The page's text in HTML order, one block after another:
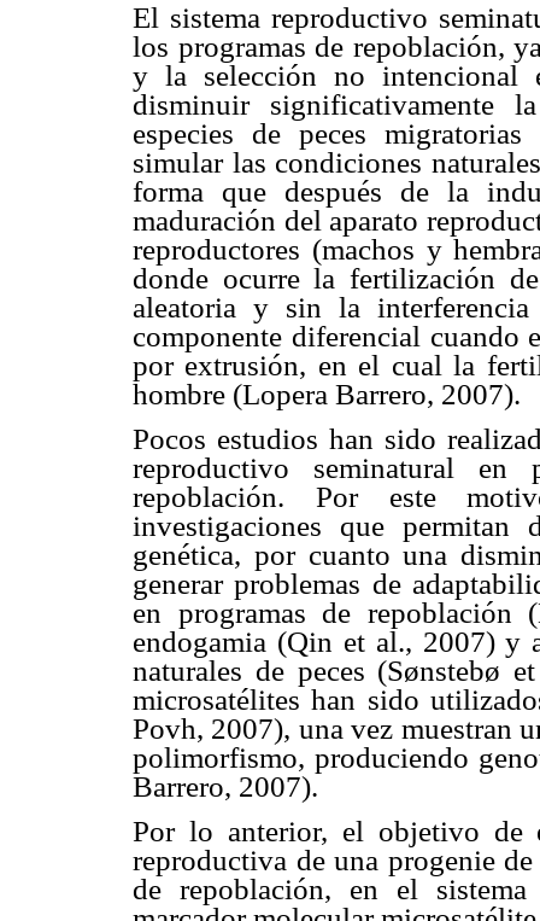
El sistema reproductivo
los programas de repoblación,
y la selección no intencional
disminuir significativamente
especies de peces
simular las condiciones
forma que después de la
maduración del aparato
reproductores (machos y
donde ocurre la fertilización
aleatoria y sin la
componente diferencial cuando
por extrusión, en el cual la
hombre (Lopera Barrero, 2007).
Pocos estudios han sido
reproductivo seminatural en
repoblación. Por este
investigaciones que permitan
genética, por cuanto una
generar problemas de
en programas de repoblación
endogamia (Qin et al., 2007) y
naturales de peces (Sønstebø
microsatélites han sido
Povh, 2007), una vez muestran
polimorfismo, produciendo
Barrero, 2007).
Por lo anterior, el objetivo de
reproductiva de una progenie
de repoblación, en el